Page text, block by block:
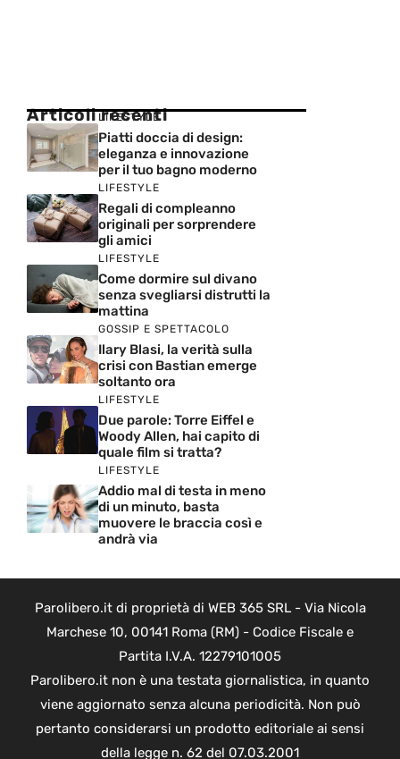
Articoli recenti
LIFESTYLE
Piatti doccia di design:
eleganza e innovazione
per il tuo bagno moderno
LIFESTYLE
Regali di compleanno
originali per sorprendere
gli amici
LIFESTYLE
Come dormire sul divano
senza svegliarsi distrutti la
mattina
GOSSIP E SPETTACOLO
Ilary Blasi, la verità sulla
crisi con Bastian emerge
soltanto ora
LIFESTYLE
Due parole: Torre Eiffel e
Woody Allen, hai capito di
quale film si tratta?
LIFESTYLE
Addio mal di testa in meno
di un minuto, basta
muovere le braccia così e
andrà via
Parolibero.it di proprietà di WEB 365 SRL - Via Nicola
Marchese 10, 00141 Roma (RM) - Codice Fiscale e
Partita I.V.A. 12279101005
Parolibero.it non è una testata giornalistica, in quanto
viene aggiornato senza alcuna periodicità. Non può
pertanto considerarsi un prodotto editoriale ai sensi
della legge n. 62 del 07.03.2001